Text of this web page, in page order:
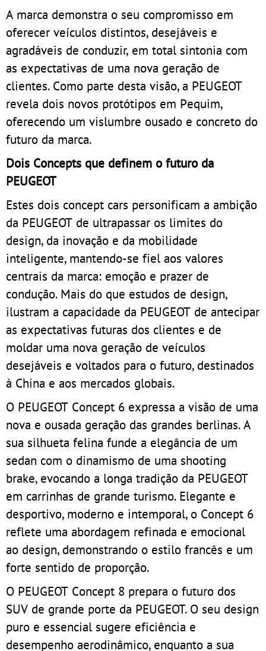
A marca demonstra o seu compromisso em
oferecer veículos distintos, desejáveis e
agradáveis de conduzir, em total sintonia com
as expectativas de uma nova geração de
clientes. Como parte desta visão, a PEUGEOT
revela dois novos protótipos em Pequim,
oferecendo um vislumbre ousado e concreto do
futuro da marca.
Dois Concepts que definem o futuro da
PEUGEOT
Estes dois concept cars personificam a ambição
da PEUGEOT de ultrapassar os limites do
design, da inovação e da mobilidade
inteligente, mantendo-se fiel aos valores
centrais da marca: emoção e prazer de
condução. Mais do que estudos de design,
ilustram a capacidade da PEUGEOT de antecipar
as expectativas futuras dos clientes e de
moldar uma nova geração de veículos
desejáveis e voltados para o futuro, destinados
à China e aos mercados globais.
O PEUGEOT Concept 6 expressa a visão de uma
nova e ousada geração das grandes berlinas. A
sua silhueta felina funde a elegância de um
sedan com o dinamismo de uma shooting
brake, evocando a longa tradição da PEUGEOT
em carrinhas de grande turismo. Elegante e
desportivo, moderno e intemporal, o Concept 6
reflete uma abordagem refinada e emocional
ao design, demonstrando o estilo francês e um
forte sentido de proporção.
O PEUGEOT Concept 8 prepara o futuro dos
SUV de grande porte da PEUGEOT. O seu design
puro e essencial sugere eficiência e
desempenho aerodinâmico, enquanto a sua